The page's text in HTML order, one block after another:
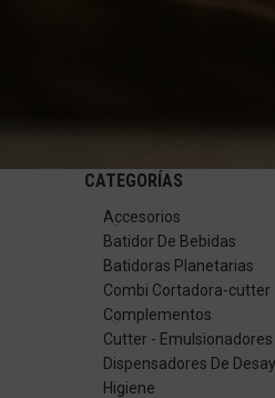
CATEGORÍAS
Accesorios
Batidor De Bebidas
Batidoras Planetarias
Combi Cortadora-cutter
Complementos
Cutter - Emulsionadores
Dispensadores De
Higiene